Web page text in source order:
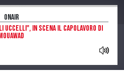
OnAir
Uccelli", in scena il capolavoro di